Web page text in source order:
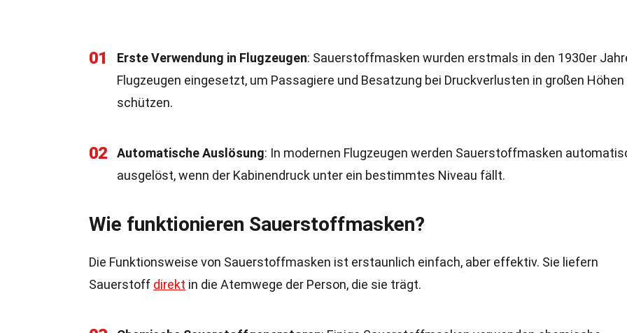
01 Erste Verwendung in Flugzeugen: Sauerstoffmasken wurden erstmals in den 1930er
Flugzeugen eingesetzt, um Passagiere und Besatzung bei Druckverlusten in großen Höhen
schützen.
02 Automatische Auslösung: In modernen Flugzeugen werden Sauerstoffmasken
ausgelöst, wenn der Kabinendruck unter ein bestimmtes Niveau fällt.
Wie funktionieren Sauerstoffmasken?
Die Funktionsweise von Sauerstoffmasken ist erstaunlich einfach, aber effektiv. Sie liefern
Sauerstoff direkt in die Atemwege der Person, die sie trägt.